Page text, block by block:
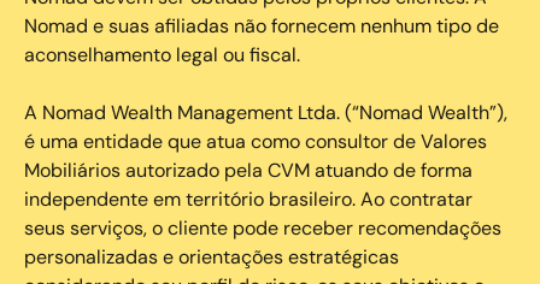
Nomad e suas afiliadas não fornecem nenhum tipo de
aconselhamento legal ou fiscal.
A Nomad Wealth Management Ltda. (“Nomad Wealth”),
é uma entidade que atua como consultor de Valores
Mobiliários autorizado pela CVM atuando de forma
independente em território brasileiro. Ao contratar
seus serviços, o cliente pode receber recomendações
personalizadas e orientações estratégicas